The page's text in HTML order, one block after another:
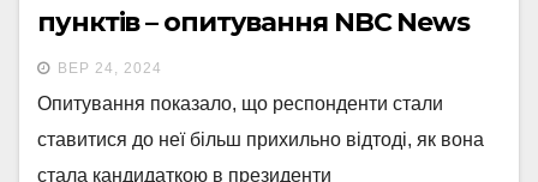
пунктів – опитування NBC News
ВЕР 24, 2024
Опитування показало, що респонденти стали
ставитися до неї більш прихильно відтоді, як вона
стала кандидаткою в президенти